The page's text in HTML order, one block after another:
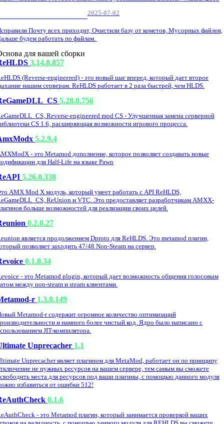
2025-07-02
Почту всех приходит, Очистили базу от кометов, Мусорных файлов,
будем работать по файлам.
для вашей сборки
3.14.0.857
(Reverse-engineered) - это новый шаг вперед, который дает второе
нашим серверам. ReHLDS работает в 2 раза быстрей, чем HLDS.
5.28.0.756
Reverse-engineered mod CS - Улучшенная замена серверной
CS 1.6, расширяющая возможности игрового процесса.
5.2.9.4
- это Metamod дополнение, которое позволяет создавать новые
для Half-Life на языке Pawn
5.26.0.338
AMX Mod X модуль, который умеет работать с API ReHLDS,
ReUnion и VTC. Это предоставляет разработчикам AMXX-
больше возможностей для реализации своих целей.
0.2.0.27
является продолжением Dproto для ReHLDS. Это metamod плагин,
позволяет заходить 47/48 Non-Steam на сервер.
0.1.0.34
- это Metamod plugin, который дает возможность общения голосовым
между non-steam и steam клиентами.
r 1.3.0.149
Metamod-r содержит огромное количество оптимизаций
и намного более чистый код. Ядро было написано с
JIT-компилятора.
Unprecacher 1.1
Unprecacher являет плагином для MetaMod, работает он по принципу
не нужных ресурсов на вашем сервере, тем самым вы сможете
места для ресурсов под ваши плагины, с помощью данного модуля
избавиться от ошибки 512!
0.1.6
- это Metamod плагин, который занимается проверкой ваших